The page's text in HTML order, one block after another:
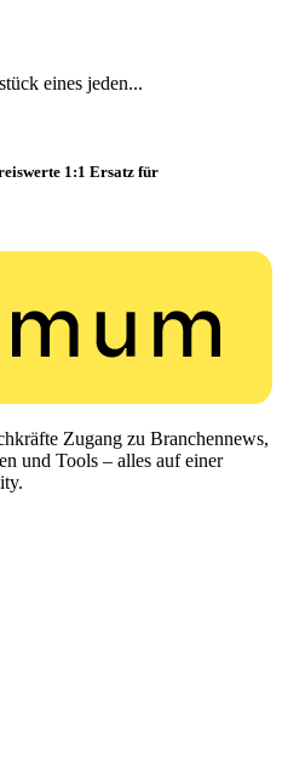
eines jeden...
1:1 Ersatz für
Zugang zu Branchennews,
und Tools – alles auf einer